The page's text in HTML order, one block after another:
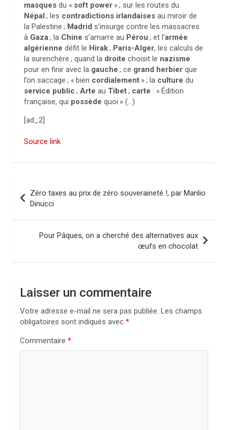
masques du « soft power »; sur les routes du
Népal ; les contradictions irlandaises au miroir de
la Palestine ; Madrid s’insurge contre les massacres
à Gaza; la Chine s’amarre au Pérou ; et l’armée
algérienne défit le Hirak; Paris-Alger, les calculs de
la surenchère ; quand la droite choisit le nazisme
pour en finir avec la gauche ; ce grand herbier que
l’on saccage ; « bien cordialement »; la culture du
service public ; Arte au Tibet; carte : « Édition
française, qui possède quoi » (…)
[ad_2]
Source link
v
a
Zéro taxes au prix de zéro souveraineté !, par Manlio
Dinucci
Pour Pâques, on a cherché des alternatives aux
œufs en chocolat
Laisser un commentaire
Votre adresse e-mail ne sera pas publiée. Les champs
obligatoires sont indiqués avec *
Commentaire *